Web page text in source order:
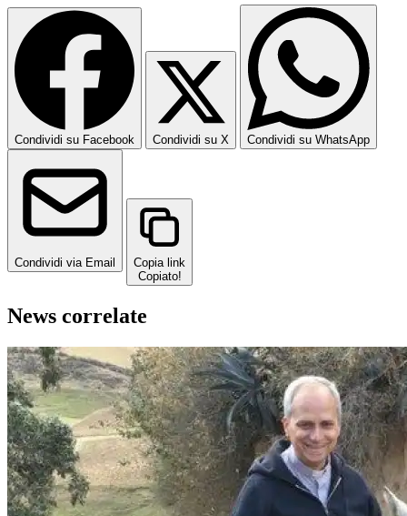
Condividi su Facebook Condividi su X Condividi su WhatsApp
Condividi via Email
Copia link
Copiato!
News correlate